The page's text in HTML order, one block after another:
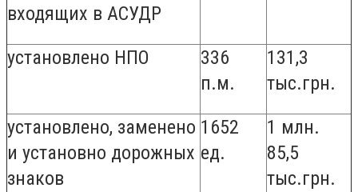
входящих в АСУДР
установлено НПО
336
п.м.
131,3
тыс.грн.
установлено, заменено
и установно дорожных
знаков
1652
ед.
1 млн.
85,5
тыс.грн.